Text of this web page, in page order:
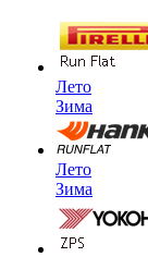
Лето
Зима
Лето
Зима